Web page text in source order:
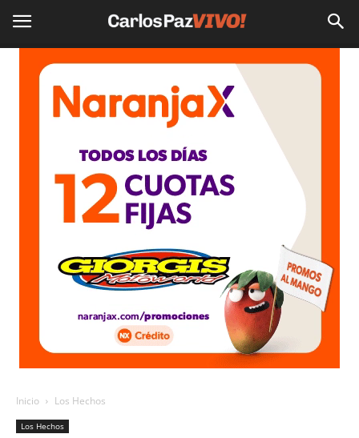
Inicio Los Hechos
Los Hechos